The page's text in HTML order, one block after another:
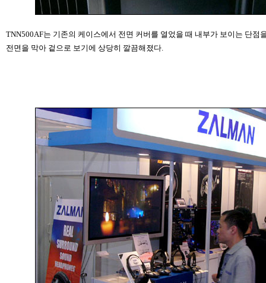
TNN500AF는 기존의 케이스에서 전면 커버를 열었을 때 내부가 보이는 단점
전면을 막아 겉으로 보기에 상당히 깔끔해졌다.